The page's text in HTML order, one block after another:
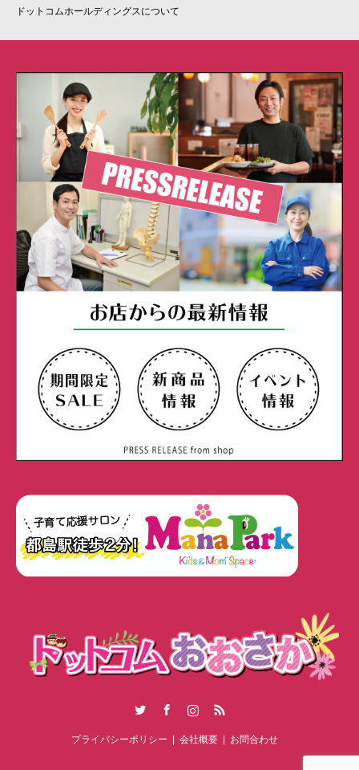
ドットコムホールディングスについて
RSS
プライバシーポリシー 会社概要 お問合わせ